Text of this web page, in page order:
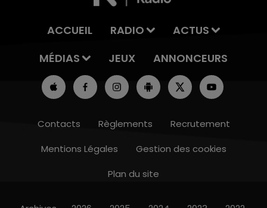
ACCUEIL RADIO
ACTUS
MÉDIAS
JEUX ANNONCEURS
Contacts Règlements
Recrutement
Mentions Légales
Gestion des cookies
Plan du site